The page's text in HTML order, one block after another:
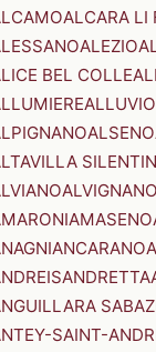
ALCARA LI
ALEZIO
BEL COLLE
ALSENO
ALVIGNANO
AMASENO
ANCARANO
ANDRETTA
SAINT-